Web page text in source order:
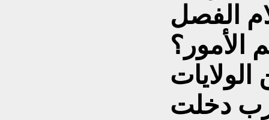
الفصل
الولايات
دخلت